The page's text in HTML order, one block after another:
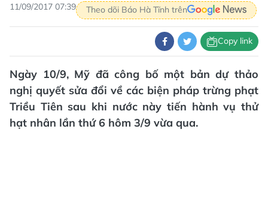
11/09/2017 07:39 Theo dõi Báo Hà Tĩnh trên
Copy link
Ngày 10/9, Mỹ đã công bố một bản dự thảo
nghị quyết sửa đổi về các biện pháp trừng phạt
Triều Tiên sau khi nước này tiến hành vụ thử
hạt nhân lần thứ 6 hôm 3/9 vừa qua.